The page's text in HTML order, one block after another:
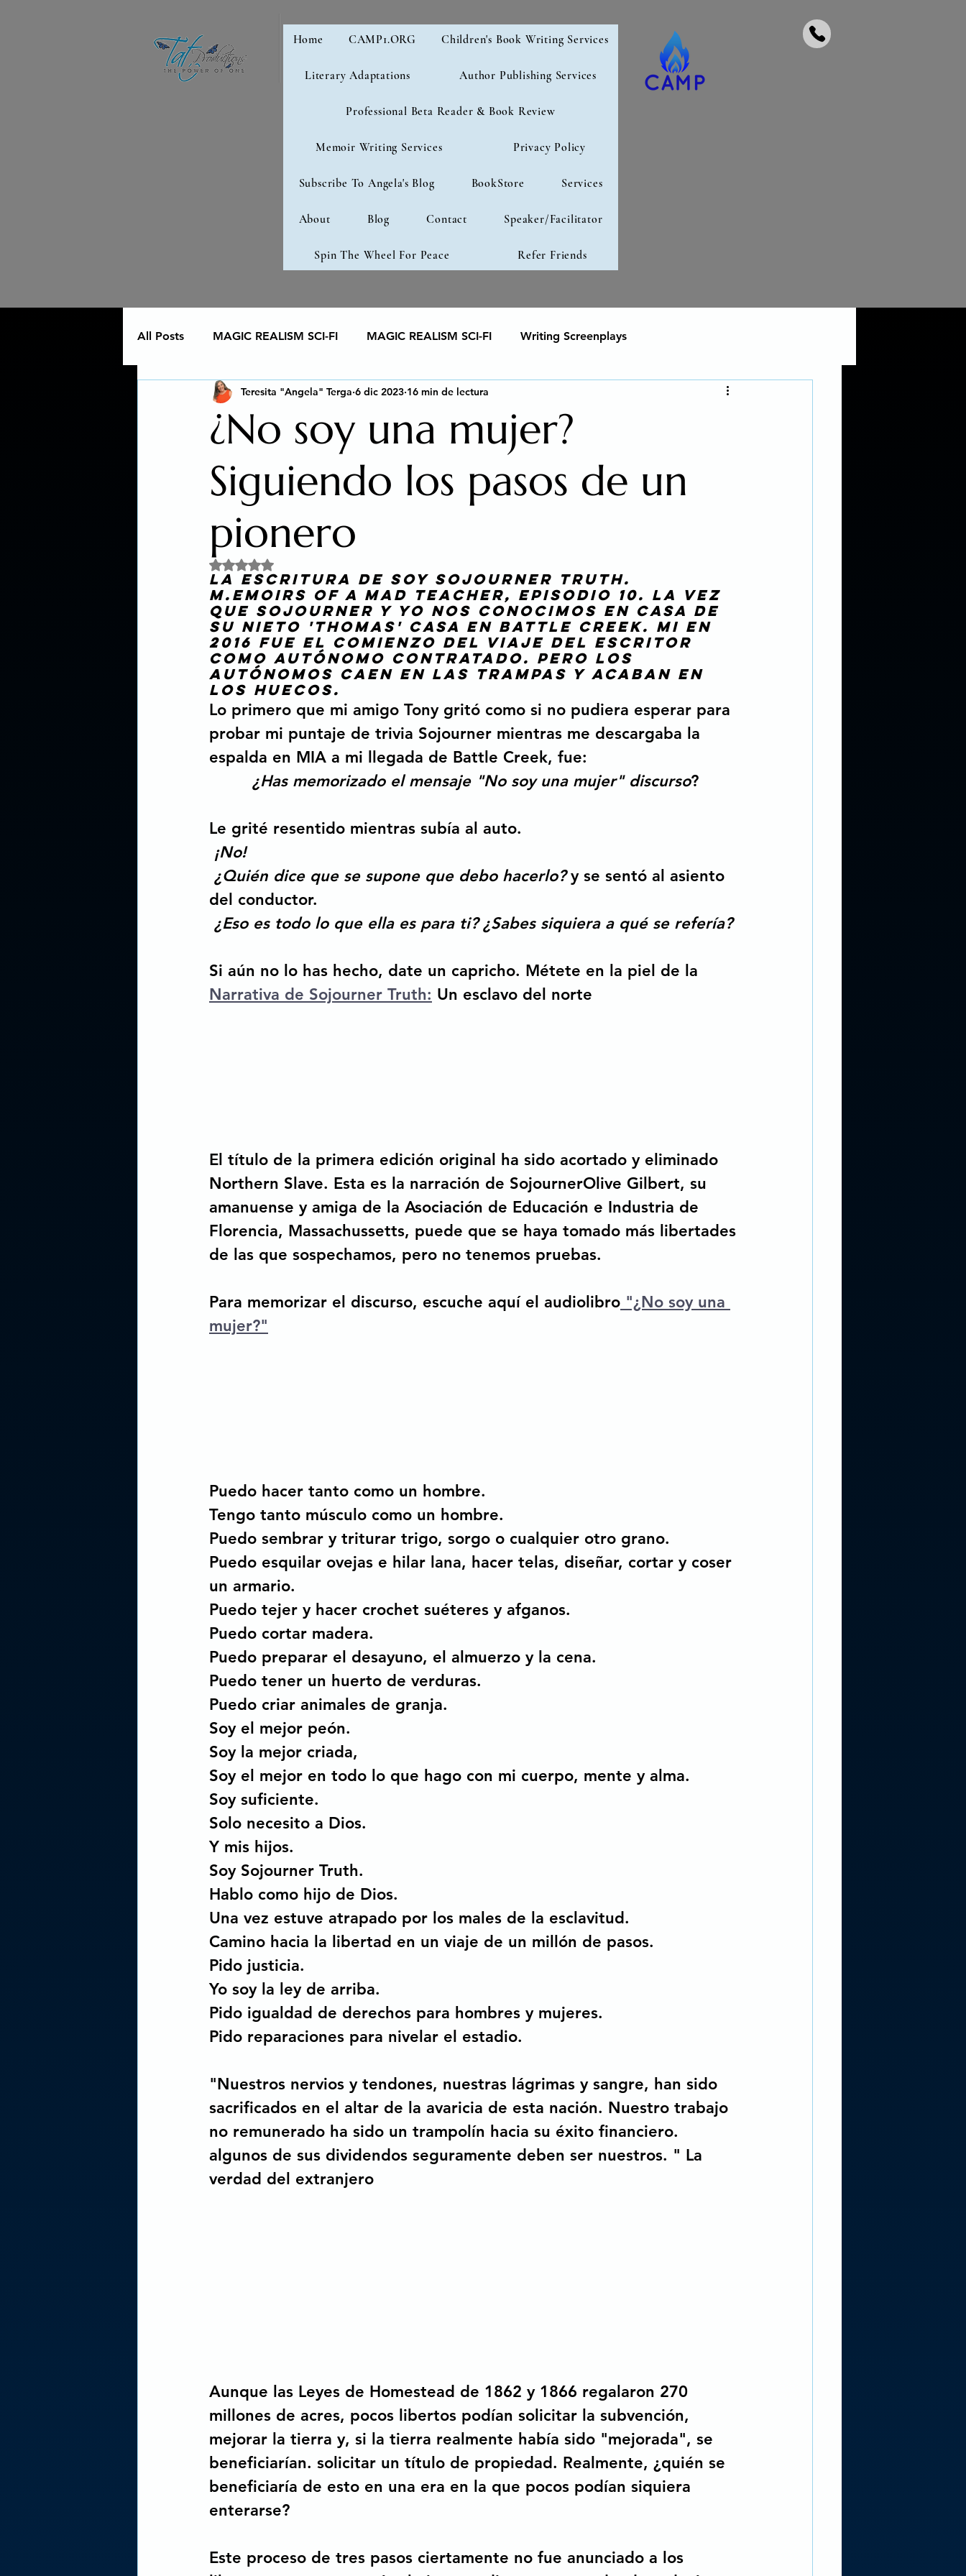
Home CAMP1.ORG Children's Book Writing Services
Literary Adaptations Author Publishing Services
Professional Beta Reader & Book Review
Memoir Writing Services Privacy Policy
Subscribe To Angela's Blog BookStore Services
About Blog Contact Speaker/Facilitator
Spin The Wheel For Peace Refer Friends
All Posts MAGIC REALISM SCI-FI MAGIC REALISM SCI-FI Writing Screenplays
New age book recommendations Writing Screenplays
Writing children's books Copyright Law
Ghostwriting Services
¿No soy una mujer?
Siguiendo los pasos de un
pionero
Teresita "Angela" Terga 6 dic 2023 16 min de lectura
Obtuvo NaN de 5 estrellas.
La escritura de Soy Sojourner Truth.
M.Emoirs of a Mad Teacher, episodio 10. La vez
que Sojourner y yo nos conocimos en casa de
su nieto 'Thomas' casa en Battle Creek. MI en
2016 fue el comienzo del viaje del escritor
como autónomo contratado. Pero los
autónomos caen en las trampas y acaban en
los huecos.
Lo primero que mi amigo Tony gritó como si no pudiera esperar para
probar mi puntaje de trivia Sojourner mientras me descargaba la
espalda en MIA a mi llegada de Battle Creek, fue:
¿Has memorizado el mensaje "No soy una mujer" discurso?
Le grité resentido mientras subía al auto.
¡No!
¿Quién dice que se supone que debo hacerlo? y se sentó al asiento
del conductor.
¿Eso es todo lo que ella es para ti? ¿Sabes siquiera a qué se refería?
Si aún no lo has hecho, date un capricho. Métete en la piel de la
Narrativa de Sojourner Truth: Un esclavo del norte
El título de la primera edición original ha sido acortado y eliminado
Northern Slave. Esta es la narración de SojournerOlive Gilbert, su
amanuense y amiga de la Asociación de Educación e Industria de
Florencia, Massachussetts, puede que se haya tomado más libertades
de las que sospechamos, pero no tenemos pruebas.
Para memorizar el discurso, escuche aquí el audiolibro "¿No soy una
mujer?"
Puedo hacer tanto como un hombre.
Tengo tanto músculo como un hombre.
Puedo sembrar y triturar trigo, sorgo o cualquier otro grano.
Puedo esquilar ovejas e hilar lana, hacer telas, diseñar, cortar y coser
un armario.
Puedo tejer y hacer crochet suéteres y afganos.
Puedo cortar madera.
Puedo preparar el desayuno, el almuerzo y la cena.
Puedo tener un huerto de verduras.
Puedo criar animales de granja.
Soy el mejor peón.
Soy la mejor criada,
Soy el mejor en todo lo que hago con mi cuerpo, mente y alma.
Soy suficiente.
Solo necesito a Dios.
Y mis hijos.
Soy Sojourner Truth.
Hablo como hijo de Dios.
Una vez estuve atrapado por los males de la esclavitud.
Camino hacia la libertad en un viaje de un millón de pasos.
Pido justicia.
Yo soy la ley de arriba.
Pido igualdad de derechos para hombres y mujeres.
Pido reparaciones para nivelar el estadio.
"Nuestros nervios y tendones, nuestras lágrimas y sangre, han sido
sacrificados en el altar de la avaricia de esta nación. Nuestro trabajo
no remunerado ha sido un trampolín hacia su éxito financiero.
algunos de sus dividendos seguramente deben ser nuestros. " La
verdad del extranjero
Aunque las Leyes de Homestead de 1862 y 1866 regalaron 270
millones de acres, pocos libertos podían solicitar la subvención,
mejorar la tierra y, si la tierra realmente había sido "mejorada", se
beneficiarían. solicitar un título de propiedad. Realmente, ¿quién se
beneficiaría de esto en una era en la que pocos podían siquiera
enterarse?
Este proceso de tres pasos ciertamente no fue anunciado a los